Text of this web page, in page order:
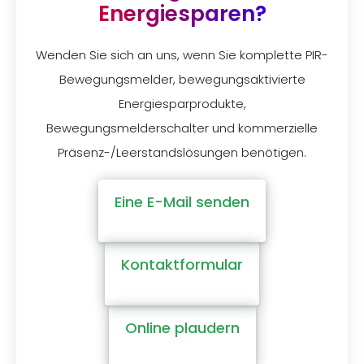
Energiesparen?
Wenden Sie sich an uns, wenn Sie komplette PIR-
Bewegungsmelder, bewegungsaktivierte
Energiesparprodukte,
Bewegungsmelderschalter und kommerzielle
Präsenz-/Leerstandslösungen benötigen.
Eine E-Mail senden
Kontaktformular
Online plaudern